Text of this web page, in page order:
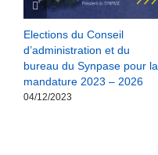
Elections du Conseil
d’administration et du
bureau du Synpase pour la
mandature 2023 – 2026
04/12/2023